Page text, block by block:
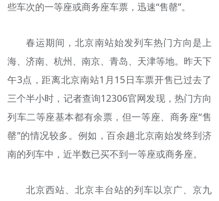
北京宣传文化引导基金
宣传思想文化人才
专题
资料库
+
些车次的一等座或商务座车票，迅速“售罄”。
春运期间，北京南站始发列车热门方向是上
海、济南、杭州、南京、青岛、天津等地。昨天下
午3点，距离北京南站1月15日车票开售已过去了
三个半小时，记者查询12306官网发现，热门方向
列车二等座基本都有余票，但一等座、商务座“售
罄”的情况较多。例如，百余趟北京南始发终到济
南的列车中，近半数已买不到一等座或商务座。
北京西站、北京丰台站的列车以京广、京九